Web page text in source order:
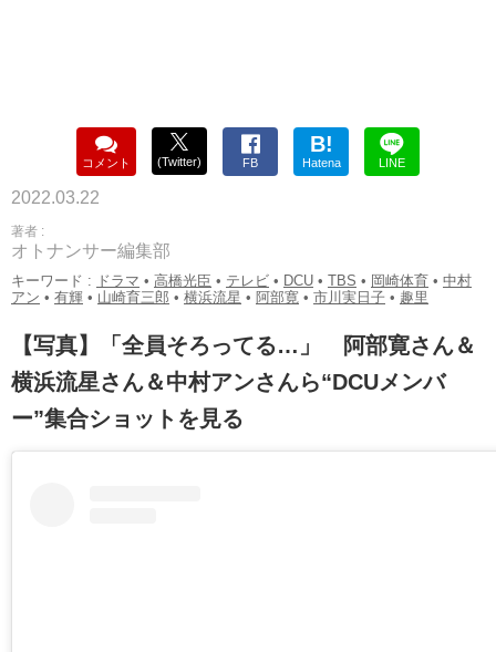
コメント (Twitter) FB
B!
Hatena LINE
2022.03.22
著者 :
オトナンサー編集部
キーワード : ドラマ • 高橋光臣 • テレビ • DCU • TBS • 岡崎体育 • 中村
アン • 有輝 • 山崎育三郎 • 横浜流星 • 阿部寛 • 市川実日子 • 趣里
【写真】「全員そろってる…」 阿部寛さん＆
横浜流星さん＆中村アンさんら“DCUメンバ
ー”集合ショットを見る